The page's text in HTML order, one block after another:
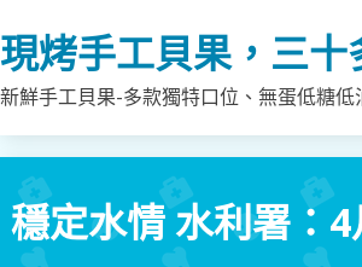
to
content
現烤手工貝果，三
新鮮手工貝果-多款獨特口位、無蛋低糖
穩定水情 水利署：